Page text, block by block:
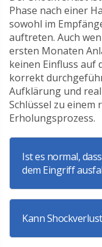
Phase nach einer
sowohl im
auftreten. Auch
ersten Monaten
keinen Einfluss auf
korrekt
Aufklärung und
Schlüssel zu
Erholungsprozess.
Ist es normal,
dem Eingriff
Kann